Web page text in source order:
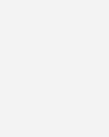
diesen
vor
es nach
gehen
Straße. Wir
diese Menschen